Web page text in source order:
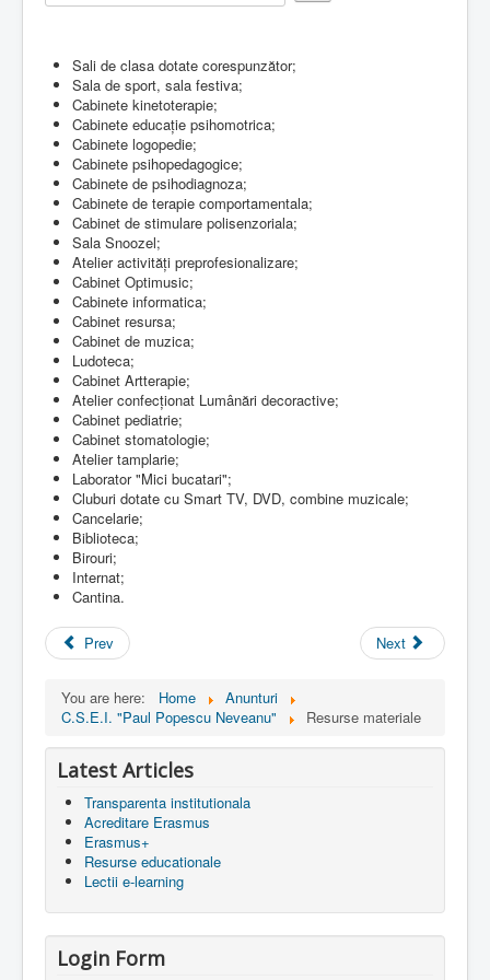
Lectii e-learning
Resurse-educationale
e
Rate
Sali de clasa dotate corespunzător;
Sala de sport, sala festiva;
Cabinete kinetoterapie;
Cabinete educație psihomotrica;
Cabinete logopedie;
Cabinete psihopedagogice;
Cabinete de psihodiagnoza;
Cabinete de terapie comportamentala;
Cabinet de stimulare polisenzoriala;
Sala Snoozel;
Atelier activități preprofesionalizare;
Cabinet Optimusic;
Cabinete informatica;
Cabinet resursa;
Cabinet de muzica;
Ludoteca;
Cabinet Artterapie;
Atelier confecționat Lumânări decoractive;
Cabinet pediatrie;
Cabinet stomatologie;
Atelier tamplarie;
Laborator "Mici bucatari";
Cluburi dotate cu Smart TV, DVD, combine muzicale;
Cancelarie;
Biblioteca;
Birouri;
Internat;
Cantina.
Prev Next
You are here: Home
Anunturi
C.S.E.I. "Paul Popescu Neveanu"
Resurse materiale
Latest Articles
Transparenta institutionala
Acreditare Erasmus
Erasmus+
Resurse educationale
Lectii e-learning
Login Form